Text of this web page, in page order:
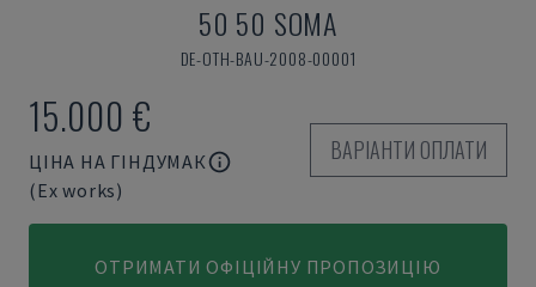
50 50 SOMA
DE-OTH-BAU-2008-00001
15.000 €
ЦІНА НА ГІНДУМАК
(Ex works)
ВАРІАНТИ ОПЛАТИ
ОТРИМАТИ ОФІЦІЙНУ ПРОПОЗИЦІЮ